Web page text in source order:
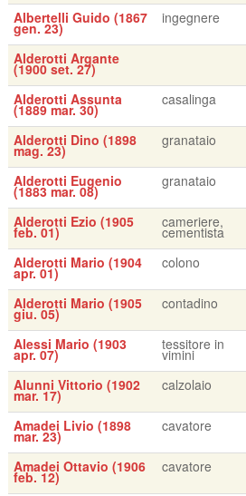
Albertelli Guido (1867
gen. 23)
ingegnere
Alderotti Argante
(1900 set. 27)
Alderotti Assunta
(1889 mar. 30)
casalinga
Alderotti Dino (1898
mag. 23)
granataio
Alderotti Eugenio
(1883 mar. 08)
granataio
Alderotti Ezio (1905
feb. 01)
cameriere,
cementista
Alderotti Mario (1904
apr. 01)
colono
Alderotti Mario (1905
giu. 05)
contadino
Alessi Mario (1903
apr. 07)
tessitore in
vimini
Alunni Vittorio (1902
mar. 17)
calzolaio
Amadei Livio (1898
mar. 23)
cavatore
Amadei Ottavio (1906
feb. 12)
cavatore